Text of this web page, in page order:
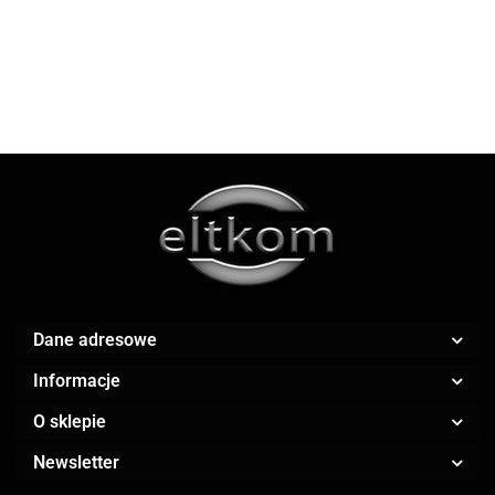
Apple
Dane adresowe
Informacje
O sklepie
Newsletter